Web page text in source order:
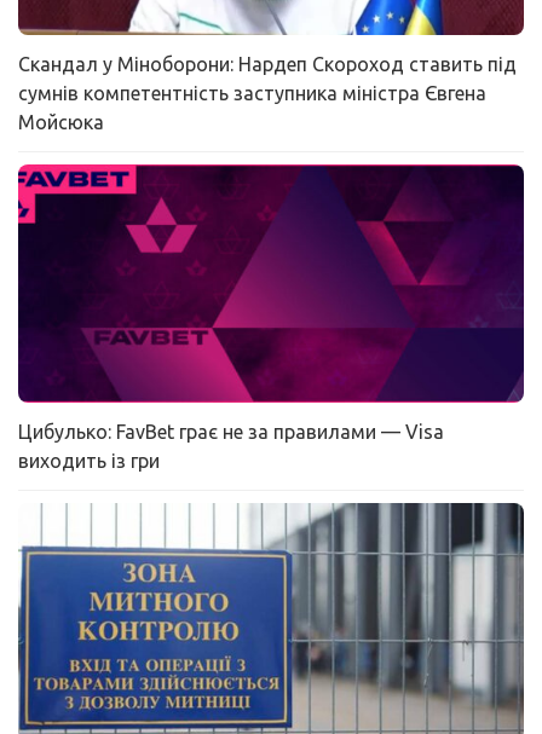
Скандал у Міноборони: Нардеп Скороход ставить під
сумнів компетентність заступника міністра Євгена
Мойсюка
Цибулько: FavBet грає не за правилами — Visa
виходить із гри